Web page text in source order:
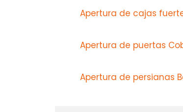
Apertura de cajas
Apertura de puertas
Apertura de persianas